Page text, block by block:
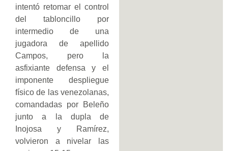
intentó retomar el control
del tabloncillo por
intermedio de una
jugadora de apellido
Campos, pero la
asfixiante defensa y el
imponente despliegue
físico de las venezolanas,
comandadas por Beleño
junto a la dupla de
Inojosa y Ramírez,
volvieron a nivelar las